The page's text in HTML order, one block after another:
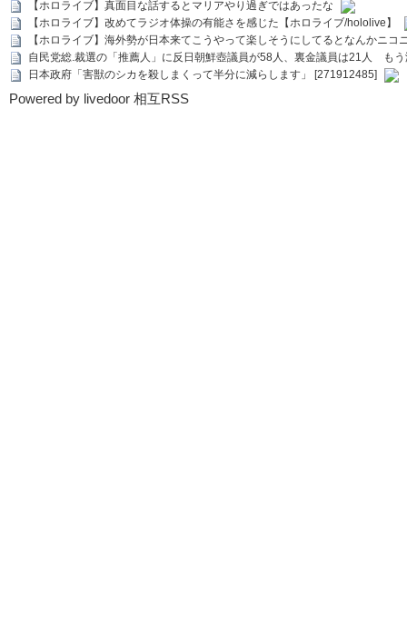
【ホロライブ】真面目な話するとマリアやり過ぎではあったな
【ホロライブ】改めてラジオ体操の有能さを感じた【ホロライブ/hololive】
【ホロライブ】海外勢が日本来てこうやって楽しそうにしてるとなんかニコ
自民党総.裁選の「推薦人」に反日朝鮮壺議員が58人、裏金議員は21人 も
日本政府「害獣のシカを殺しまくって半分に減らします」 [271912485]
Powered by livedoor 相互RSS